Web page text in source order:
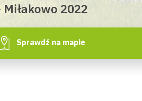
Miłakowo 2022
Sprawdź na mapie